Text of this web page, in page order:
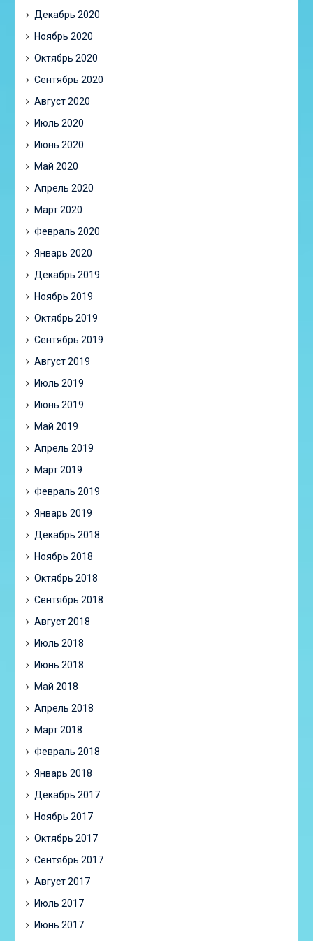
Декабрь 2020
Ноябрь 2020
Октябрь 2020
Сентябрь 2020
Август 2020
Июль 2020
Июнь 2020
Май 2020
Апрель 2020
Март 2020
Февраль 2020
Январь 2020
Декабрь 2019
Ноябрь 2019
Октябрь 2019
Сентябрь 2019
Август 2019
Июль 2019
Июнь 2019
Май 2019
Апрель 2019
Март 2019
Февраль 2019
Январь 2019
Декабрь 2018
Ноябрь 2018
Октябрь 2018
Сентябрь 2018
Август 2018
Июль 2018
Июнь 2018
Май 2018
Апрель 2018
Март 2018
Февраль 2018
Январь 2018
Декабрь 2017
Ноябрь 2017
Октябрь 2017
Сентябрь 2017
Август 2017
Июль 2017
Июнь 2017